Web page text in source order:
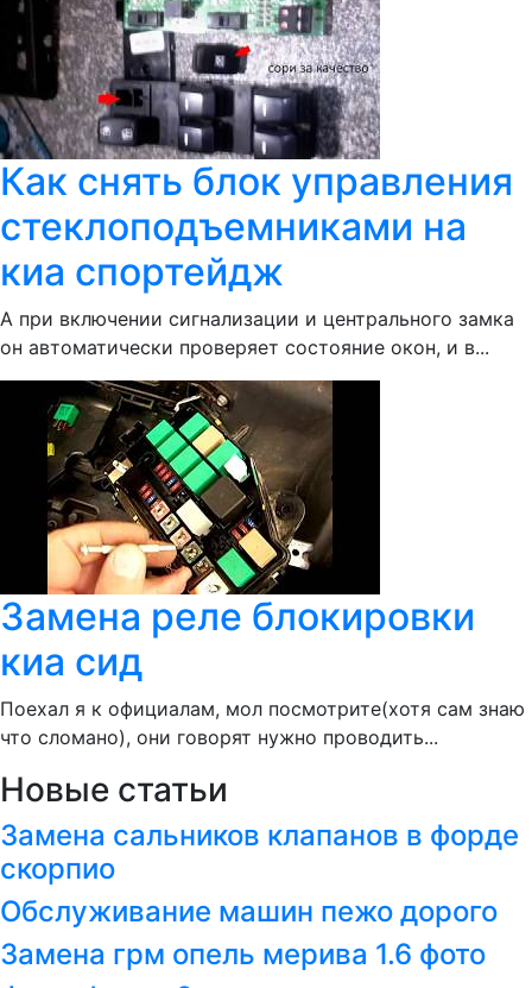
Как снять блок управления
стеклоподъемниками на
киа спортейдж
А при включении сигнализации и центрального замка
он автоматически проверяет состояние окон, и в...
Замена реле блокировки
киа сид
Поехал я к официалам, мол посмотрите(хотя сам знаю
что сломано), они говорят нужно проводить...
Новые статьи
Замена сальников клапанов в форде
скорпио
Обслуживание машин пежо дорого
Замена грм опель мерива 1.6 фото